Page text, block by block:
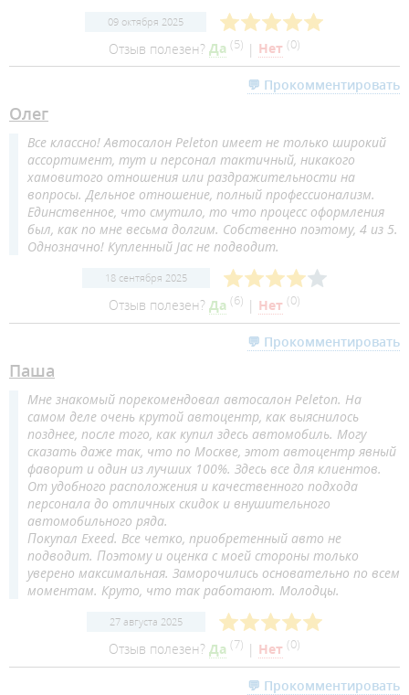
09 октября 2025
Отзыв полезен? Да (5) | Нет (0)
💬 Прокомментировать
Олег
Все классно! Автосалон Peleton имеет не только широкий
ассортимент, тут и персонал тактичный, никакого
хамовитого отношения или раздражительности на
вопросы. Дельное отношение, полный профессионализм.
Единственное, что смутило, то что процесс оформления
был, как по мне весьма долгим. Собственно поэтому, 4 из 5.
Однозначно! Купленный Jac не подводит.
18 сентября 2025
Отзыв полезен? Да (6) | Нет (0)
💬 Прокомментировать
Паша
Мне знакомый порекомендовал автосалон Peleton. На
самом деле очень крутой автоцентр, как выяснилось
позднее, после того, как купил здесь автомобиль. Могу
сказать даже так, что по Москве, этот автоцентр явный
фаворит и один из лучших 100%. Здесь все для клиентов.
От удобного расположения и качественного подхода
персонала до отличных скидок и внушительного
автомобильного ряда.
Покупал Exeed. Все четко, приобретенный авто не
подводит. Поэтому и оценка с моей стороны только
уверено максимальная. Заморочились основательно по всем
моментам. Круто, что так работают. Молодцы.
27 августа 2025
Отзыв полезен? Да (7) | Нет (0)
💬 Прокомментировать